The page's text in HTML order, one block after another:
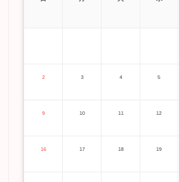
2 3 4 5
9 10 11 12
16 17 18 19